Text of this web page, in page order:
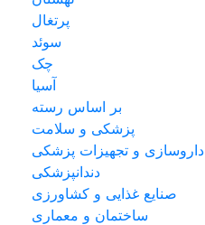
پرتغال
سوئد
چک
آسیا
بر اساس رسته
پزشکی و سلامت
داروسازی و تجهیزات پزشکی
دندانپزشکی
صنایع غذایی و کشاورزی
ساختمان و معماری